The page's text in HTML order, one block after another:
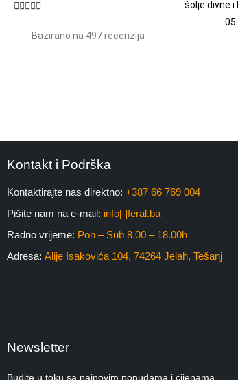

Bazirano na 497 recenzija
šolje divne i
Kontakt i Podrška
Kontaktirajte nas direktno: +387 66 769 004
Pišite nam na e-mail: info[ ]feral.ba
Radno vrijeme: Pon – Sub 8.00 – 18.00h
Adresa: Alije Isakovića 104, 74264 Jelah, Tešanj
Newsletter
Budite u toku sa najnovim ponudama i cijenama.